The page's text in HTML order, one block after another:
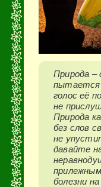
Природа –
пытается
голос её
не
Природа
без слов
не
давайте
болезни